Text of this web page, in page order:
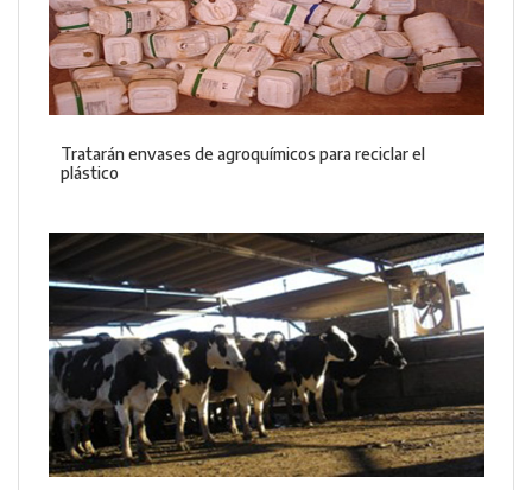
Tratarán envases de agroquímicos para reciclar el
plástico